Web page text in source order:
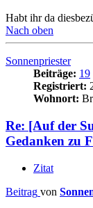
Habt ihr da
Nach oben
Sonnenpriester
Beiträge: 19
Registriert:
Wohnort:
Re: [Auf der
Gedanken zu
Zitat
Beitrag von